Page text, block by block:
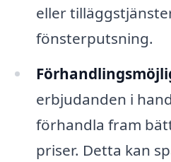
eller
fönsterputsning.
erbjudanden i
förhandla fram
priser. Detta kan